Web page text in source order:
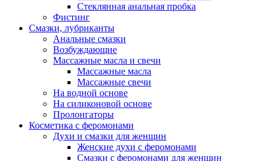
Стеклянная анальная пробка
Фистинг
Смазки, лубриканты
Анальные смазки
Возбуждающие
Массажные масла и свечи
Массажные масла
Массажные свечи
На водной основе
На силиконовой основе
Пролонгаторы
Косметика с феромонами
Духи и смазки для женщин
Женские духи с феромонами
Смазки с феромонами для женщин